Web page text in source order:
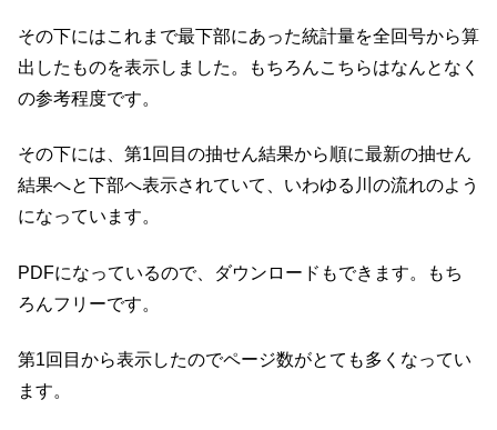
その下にはこれまで最下部にあった統計量を全回号から算
出したものを表示しました。もちろんこちらはなんとなく
の参考程度です。
その下には、第1回目の抽せん結果から順に最新の抽せん
結果へと下部へ表示されていて、いわゆる川の流れのよう
になっています。
PDFになっているので、ダウンロードもできます。もち
ろんフリーです。
第1回目から表示したのでページ数がとても多くなってい
ます。